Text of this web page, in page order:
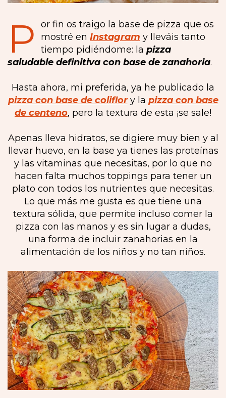
P
or fin os traigo la base de pizza que os
mostré en Instagram y lleváis tanto
tiempo pidiéndome: la pizza
saludable definitiva con base de zanahoria.
Hasta ahora, mi preferida, ya he publicado la
pizza con base de coliflory la pizza con base
de centeno, pero la textura de esta ¡se sale!
Apenas lleva hidratos, se digiere muy bien y al
llevar huevo, en la base ya tienes las proteínas
y las vitaminas que necesitas, por lo que no
hacen falta muchos toppings para tener un
plato con todos los nutrientes que necesitas.
Lo que más me gusta es que tiene una
textura sólida, que permite incluso comer la
pizza con las manos y es sin lugar a dudas,
una forma de incluir zanahorias en la
alimentación de los niños y no tan niños.